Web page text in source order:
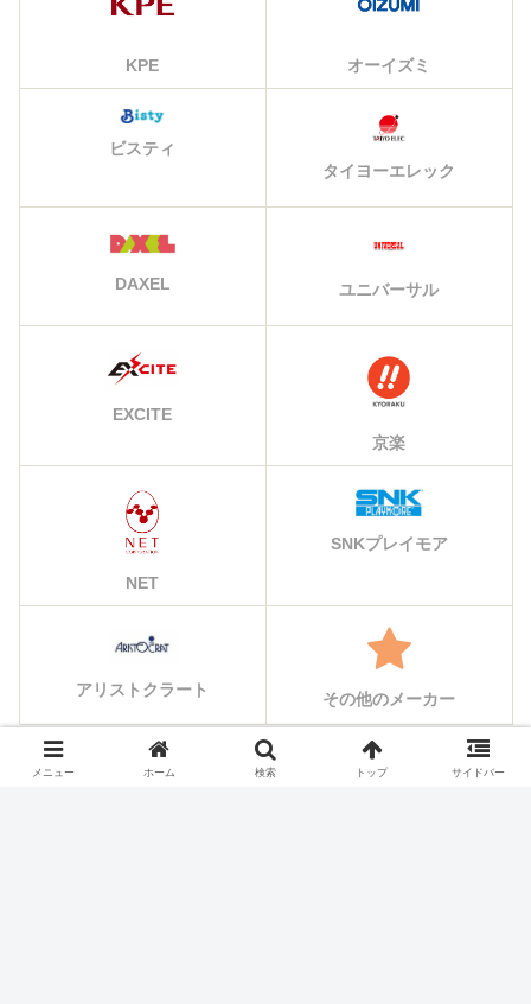
KPE オーイズミ
ビスティ
タイヨーエレック
DAXEL ユニバーサル
EXCITE
京楽
NET
SNKプレイモア
アリストクラート その他のメーカー
メニュー ホーム 検索 トップ サイドバー